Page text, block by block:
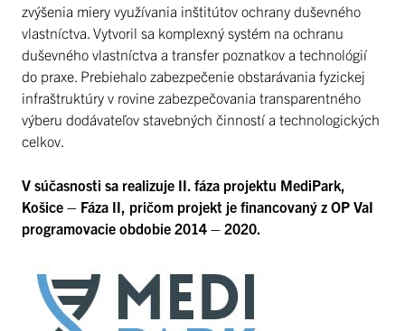
zvýšenia miery využívania inštitútov ochrany duševného
vlastníctva. Vytvoril sa komplexný systém na ochranu
duševného vlastníctva a transfer poznatkov a technológií
do praxe. Prebiehalo zabezpečenie obstarávania fyzickej
infraštruktúry v rovine zabezpečovania transparentného
výberu dodávateľov stavebných činností a technologických
celkov.
V súčasnosti sa realizuje II. fáza projektu MediPark,
Košice – Fáza II, pričom projekt je financovaný z OP VaI
programovacie obdobie 2014 – 2020.